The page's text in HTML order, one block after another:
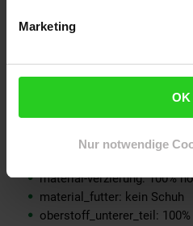
Marketing
OK
Nur notwendige
material-futter-innenjacke:
material-oberstoff-
material-oberstoff-mittlere-
material-oberstoff-mittlerer-
material-oberstoff-oberer-
material-verzierung: 100%
material_futter: kein Schuh
oberstoff_unterer_teil: